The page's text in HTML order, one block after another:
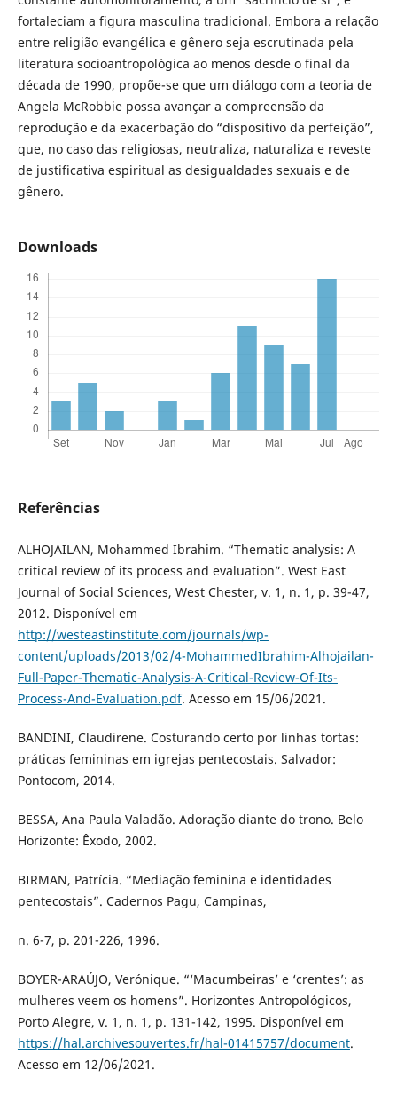
fortaleciam a figura masculina tradicional. Embora a relação
entre religião evangélica e gênero seja escrutinada pela
literatura socioantropológica ao menos desde o final da
década de 1990, propõe-se que um diálogo com a teoria de
Angela McRobbie possa avançar a compreensão da
reprodução e da exacerbação do “dispositivo da perfeição”,
que, no caso das religiosas, neutraliza, naturaliza e reveste
de justificativa espiritual as desigualdades sexuais e de
gênero.
Downloads
Referências
ALHOJAILAN, Mohammed Ibrahim. “Thematic analysis: A
critical review of its process and evaluation”. West East
Journal of Social Sciences, West Chester, v. 1, n. 1, p. 39-47,
2012. Disponível em
http://westeastinstitute.com/journals/wp-
content/uploads/2013/02/4-MohammedIbrahim-Alhojailan-
Full-Paper-Thematic-Analysis-A-Critical-Review-Of-Its-
Process-And-Evaluation.pdf. Acesso em 15/06/2021.
BANDINI, Claudirene. Costurando certo por linhas tortas:
práticas femininas em igrejas pentecostais. Salvador:
Pontocom, 2014.
BESSA, Ana Paula Valadão. Adoração diante do trono. Belo
Horizonte: Êxodo, 2002.
BIRMAN, Patrícia. “Mediação feminina e identidades
pentecostais”. Cadernos Pagu, Campinas,
n. 6-7, p. 201-226, 1996.
BOYER-ARAÚJO, Verónique. “‘Macumbeiras’ e ‘crentes’: as
mulheres veem os homens”. Horizontes Antropológicos,
Porto Alegre, v. 1, n. 1, p. 131-142, 1995. Disponível em
https://hal.archivesouvertes.fr/hal-01415757/document.
Acesso em 12/06/2021.